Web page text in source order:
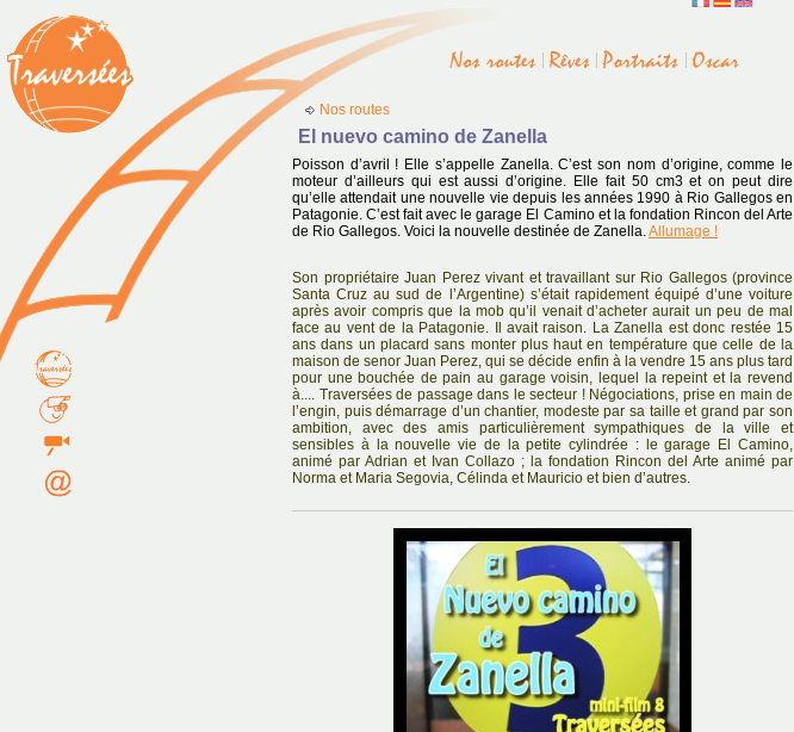
Nos routes
El nuevo camino de Zanella
Poisson d’avril ! Elle s’appelle Zanella. C’est son nom d’origine, comme le
moteur d’ailleurs qui est aussi d’origine. Elle fait 50 cm3 et on peut dire
qu’elle attendait une nouvelle vie depuis les années 1990 à Rio Gallegos en
Patagonie. C’est fait avec le garage El Camino et la fondation Rincon del Arte
de Rio Gallegos. Voici la nouvelle destinée de Zanella.Allumage !
Son propriétaire Juan Perez vivant et travaillant sur Rio Gallegos (province
Santa Cruz au sud de l’Argentine) s’était rapidement équipé d’une voiture
après avoir compris que la mob qu’il venait d’acheter aurait un peu de mal
face au vent de la Patagonie. Il avait raison. La Zanella est donc restée 15
ans dans un placard sans monter plus haut en température que celle de la
maison de senor Juan Perez, qui se décide enfin à la vendre 15 ans plus tard
pour une bouchée de pain au garage voisin, lequel la repeint et la revend
à.... Traversées de passage dans le secteur ! Négociations, prise en main de
l’engin, puis démarrage d’un chantier, modeste par sa taille et grand par son
ambition, avec des amis particulièrement sympathiques de la ville et
sensibles à la nouvelle vie de la petite cylindrée : le garage El Camino,
animé par Adrian et Ivan Collazo ; la fondation Rincon del Arte animé par
Norma et Maria Segovia, Célinda et Mauricio et bien d’autres.